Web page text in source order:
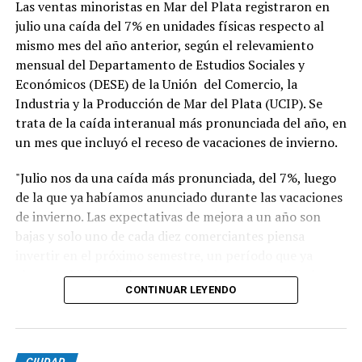
Las ventas minoristas en Mar del Plata registraron en
julio una caída del 7% en unidades físicas respecto al
mismo mes del año anterior, según el relevamiento
mensual del Departamento de Estudios Sociales y
Económicos (DESE) de la Unión del Comercio, la
Industria y la Producción de Mar del Plata (UCIP). Se
trata de la caída interanual más pronunciada del año, en
un mes que incluyó el receso de vacaciones de invierno.
"Julio nos da una caída más pronunciada, del 7%, luego
de la que ya habíamos anunciado durante las vacaciones
de invierno. Las expectativas de mejora a un año son
bajas y solo uno de cada diez comerciantes piensa
alcanza al inicio de la temporada de verano", afirmó
meses de caída en ventas y en rentabilidad. Solo 15 de
cada 100 comerciantes considera que su rentabilidad es
CONTINUAR LEYENDO